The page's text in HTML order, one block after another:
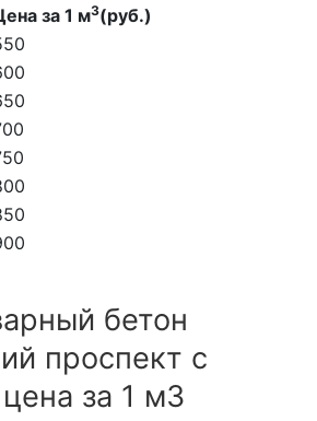
за 1 м3(руб.)
бетон
проспект с
за 1 м3